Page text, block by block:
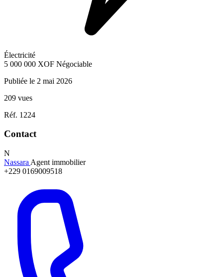
Électricité
5 000 000 XOF Négociable
Publiée le 2 mai 2026
209 vues
Réf. 1224
Contact
N
Nassara Agent immobilier
+229 0169009518